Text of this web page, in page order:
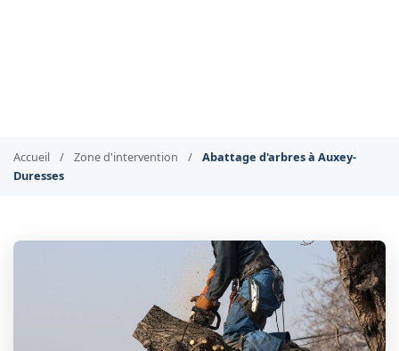
Accueil / Zone d'intervention /
Abattage d'arbres à Auxey-
Duresses